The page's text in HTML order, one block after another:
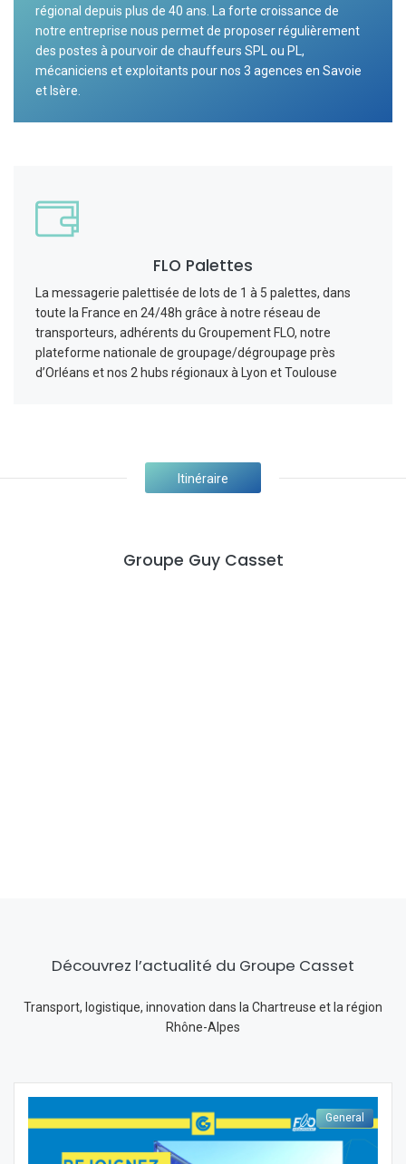
régional depuis plus de 40 ans. La forte croissance de
notre entreprise nous permet de proposer régulièrement
des postes à pourvoir de chauffeurs SPL ou PL,
mécaniciens et exploitants pour nos 3 agences en Savoie
et Isère.
FLO Palettes
La messagerie palettisée de lots de 1 à 5 palettes, dans
toute la France en 24/48h grâce à notre réseau de
transporteurs, adhérents du Groupement FLO, notre
plateforme nationale de groupage/dégroupage près
d’Orléans et nos 2 hubs régionaux à Lyon et Toulouse
Itinéraire
Groupe Guy Casset
Découvrez l’actualité du Groupe Casset
Transport, logistique, innovation dans la Chartreuse et la région
Rhône-Alpes
General